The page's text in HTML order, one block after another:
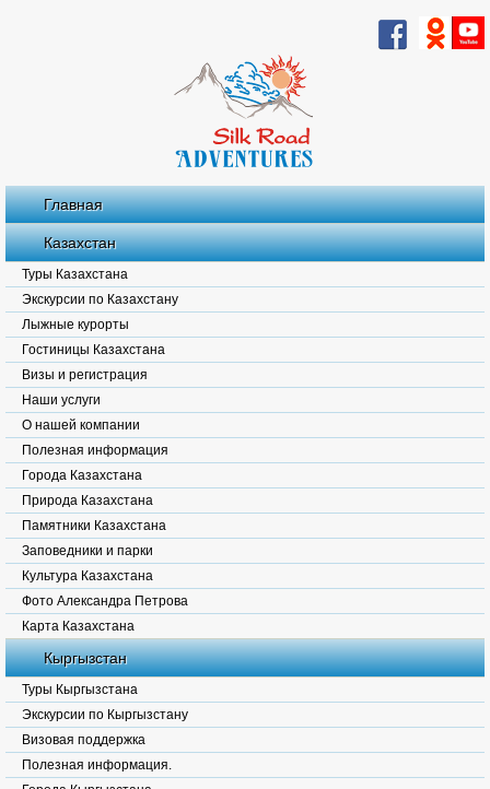
Главная
Казахстан
Туры Казахстана
Экскурсии по Казахстану
Лыжные курорты
Гостиницы Казахстана
Визы и регистрация
Наши услуги
О нашей компании
Полезная информация
Города Казахстана
Природа Казахстана
Памятники Казахстана
Заповедники и парки
Культура Казахстана
Фото Александра Петрова
Карта Казахстана
Кыргызстан
Туры Кыргызстана
Экскурсии по Кыргызстану
Визовая поддержка
Полезная информация.